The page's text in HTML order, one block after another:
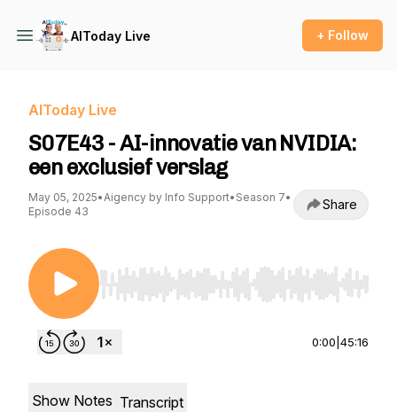
AIToday Live + Follow
AIToday Live
S07E43 - AI-innovatie van NVIDIA:
een exclusief verslag
May 05, 2025•Aigency by Info Support• Season 7•
Episode 43
Share
Use Left/Right to seek, Home/End to jump to
0:00 45:16
Show Notes Transcript